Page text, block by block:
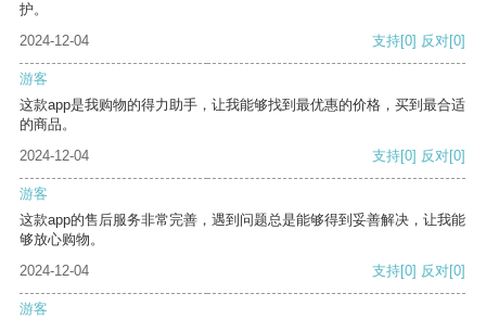
护。
2024-12-04
支持[0] 反对[0]
游客
这款app是我购物的得力助手，让我能够找到最优惠的价格，买到最合适
的商品。
2024-12-04
支持[0] 反对[0]
游客
这款app的售后服务非常完善，遇到问题总是能够得到妥善解决，让我能
够放心购物。
2024-12-04
支持[0] 反对[0]
游客